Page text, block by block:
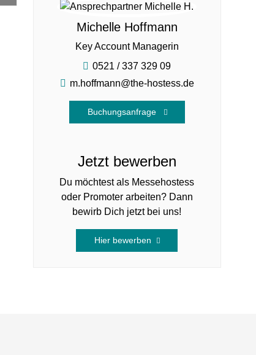
Michelle Hoffmann
Key Account Managerin
0521 / 337 329 09
m.hoffmann@the-hostess.de
Buchungsanfrage
Jetzt bewerben
Du möchtest als Messehostess
oder Promoter arbeiten? Dann
bewirb Dich jetzt bei uns!
Hier bewerben